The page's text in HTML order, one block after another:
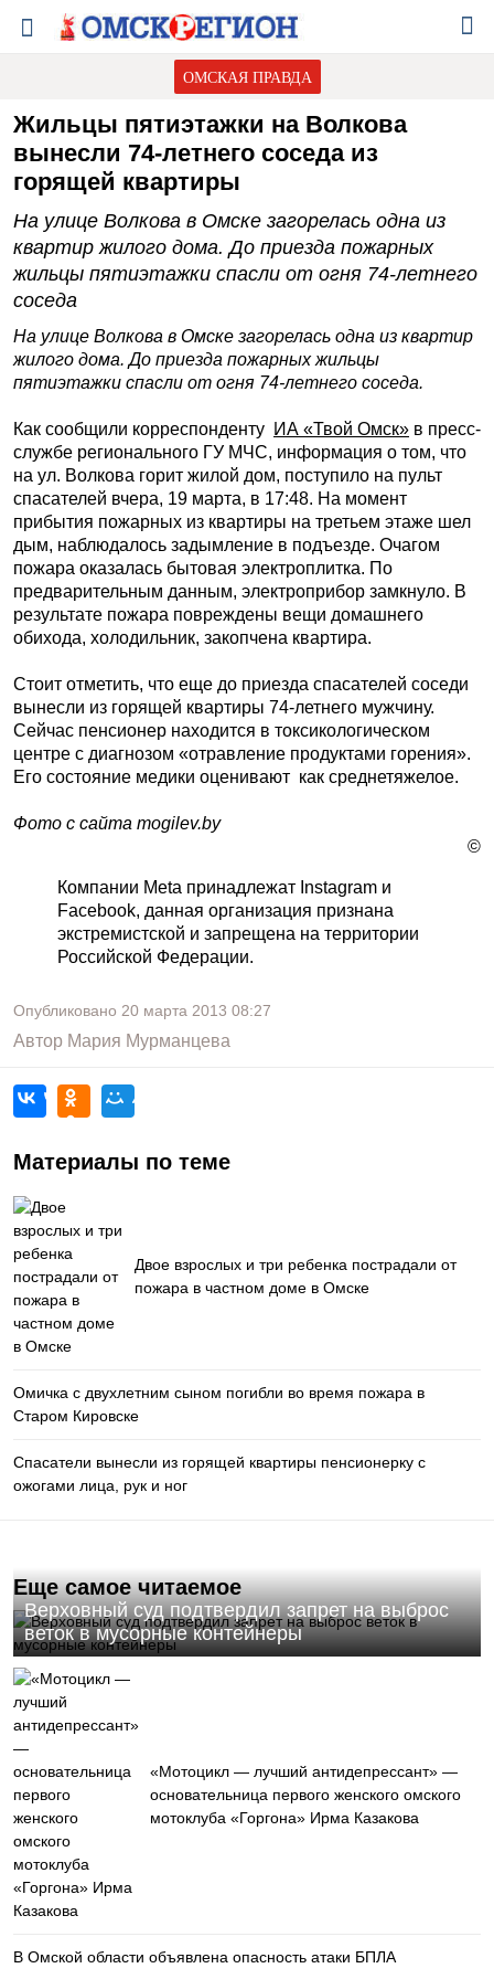
ОМСКАЯ ПРАВДА
Жильцы пятиэтажки на Волкова
вынесли 74-летнего соседа из
горящей квартиры
На улице Волкова в Омске загорелась одна из
квартир жилого дома. До приезда пожарных
жильцы пятиэтажки спасли от огня 74-летнего
соседа
На улице Волкова в Омске загорелась одна из квартир
жилого дома. До приезда пожарных жильцы
пятиэтажки спасли от огня 74-летнего соседа.
Как сообщили корреспонденту ИА «Твой Омск» в пресс-
службе регионального ГУ МЧС, информация о том, что
на ул. Волкова горит жилой дом, поступило на пульт
спасателей вчера, 19 марта, в 17:48. На момент
прибытия пожарных из квартиры на третьем этаже шел
дым, наблюдалось задымление в подъезде. Очагом
пожара оказалась бытовая электроплитка. По
предварительным данным, электроприбор замкнуло. В
результате пожара повреждены вещи домашнего
обихода, холодильник, закопчена квартира.
Стоит отметить, что еще до приезда спасателей соседи
вынесли из горящей квартиры 74-летнего мужчину.
Сейчас пенсионер находится в токсикологическом
центре с диагнозом «отравление продуктами горения».
Его состояние медики оценивают как среднетяжелое.
Фото с сайта mogilev.by
©
Компании Meta принадлежат Instagram и
Facebook, данная организация признана
экстремистской и запрещена на территории
Российской Федерации.
Опубликовано 20 марта 2013 08:27
Автор Мария Мурманцева
Материалы по теме
Двое взрослых и три ребенка пострадали от
пожара в частном доме в Омске
Омичка с двухлетним сыном погибли во время пожара в
Старом Кировске
Спасатели вынесли из горящей квартиры пенсионерку с
ожогами лица, рук и ног
Еще самое читаемое
Верховный суд подтвердил запрет на выброс
веток в мусорные контейнеры
«Мотоцикл — лучший антидепрессант» —
основательница первого женского омского
мотоклуба «Горгона» Ирма Казакова
В Омской области объявлена опасность атаки БПЛА